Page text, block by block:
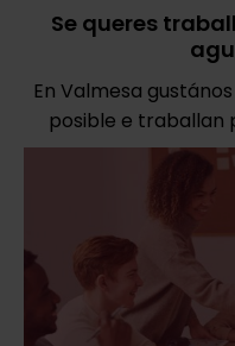
Se queres
En Valmesa
posible e traballan